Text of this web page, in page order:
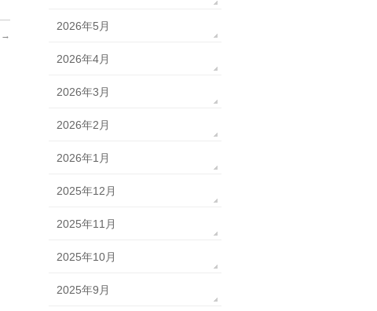
→
2026年5月
2026年4月
2026年3月
2026年2月
2026年1月
2025年12月
2025年11月
2025年10月
2025年9月